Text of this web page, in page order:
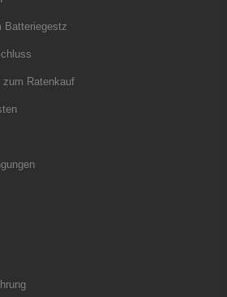
Batteriegestz
zum Ratenkauf